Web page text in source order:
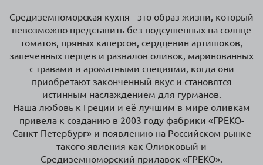
Средиземноморская кухня - это образ жизни, который
невозможно представить без подсушенных на солнце
томатов, пряных каперсов, сердцевин артишоков,
запеченных перцев и развалов оливок, маринованных
с травами и ароматными специями, когда они
приобретают законченный вкус и становятся
истинным наслаждением для гурманов.
Наша любовь к Греции и её лучшим в мире оливкам
привела к созданию в 2003 году фабрики «ГРЕКО-
Санкт-Петербург» и появлению на Российском рынке
такого явления как Оливковый и
Средиземноморский прилавок «ГРЕКО».